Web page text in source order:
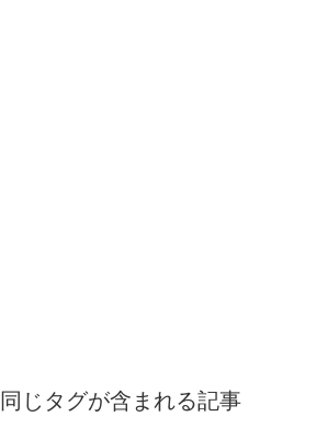
同じタグが含まれる記事